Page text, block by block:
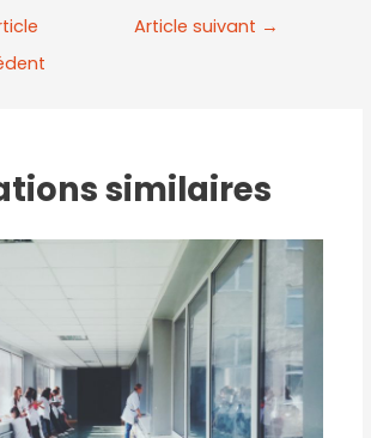
Article suivant →
similaires